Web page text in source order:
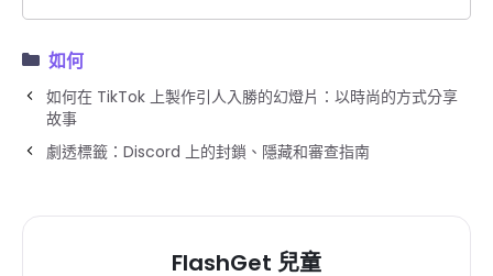
如何
如何在 TikTok 上製作引人入勝的幻燈片：以時尚的方式分享
故事
劇透標籤：Discord 上的封鎖、隱藏和審查指南
FlashGet 兒童